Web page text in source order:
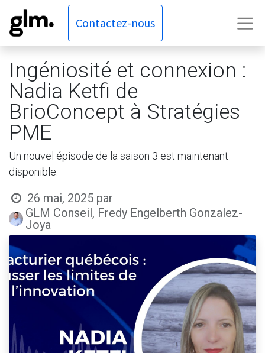
Contactez-nous
Ingéniosité et connexion :
Nadia Ketfi de
BrioConcept à Stratégies
PME
Un nouvel épisode de la saison 3 est maintenant
disponible.
26 mai, 2025 par
GLM Conseil, Fredy Engelberth Gonzalez-
Joya